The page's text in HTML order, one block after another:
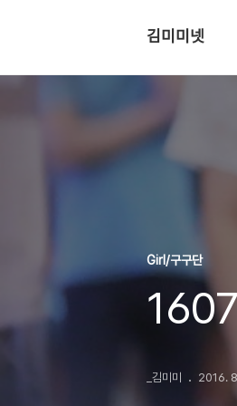
김미미넷
Girl/구구단
_김미미 2016.